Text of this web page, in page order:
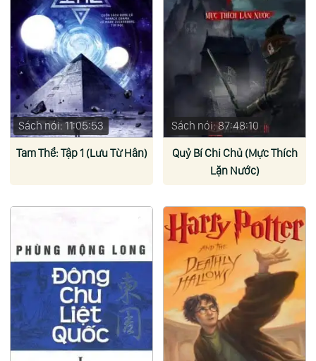
Sách nói: 11:05:53
Tam Thể: Tập 1 (Lưu Từ Hân)
Sách nói: 87:48:10
Quỷ Bí Chi Chủ (Mực Thích
Lặn Nước)